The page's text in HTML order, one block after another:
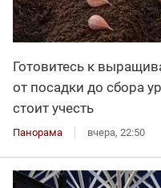
Готовитесь к
от посадки до сбора
стоит учесть
Панорама вчера, 22:50